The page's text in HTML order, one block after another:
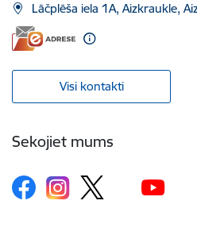
Lāčplēša iela 1A, Aizkraukle,
Visi kontakti
Sekojiet mums